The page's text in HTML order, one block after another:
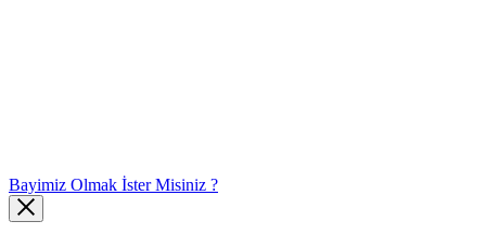
Bayimiz Olmak İster Misiniz ?